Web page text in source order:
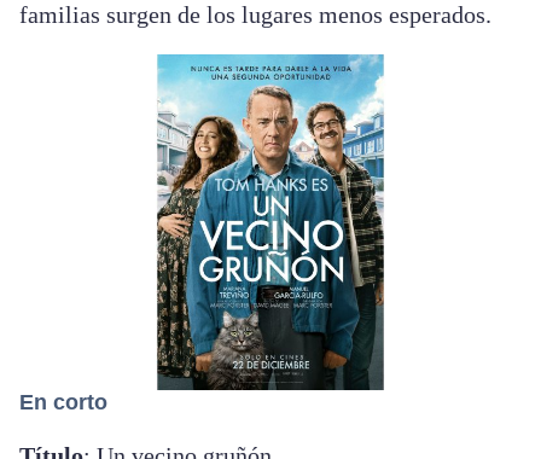
familias surgen de los lugares menos esperados.
En corto